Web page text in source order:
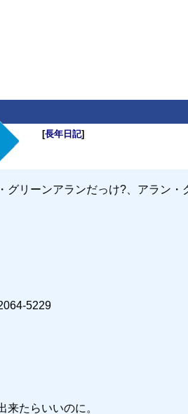
[長年日記]
リーンアランだっけ?、アラン・
5229
たらいいのに。